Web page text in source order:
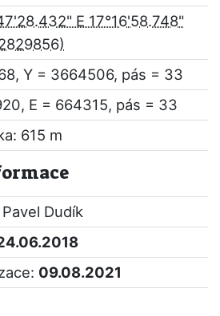
E 17°16'58.748"
Y = 3664506, pás = 33
E = 664315, pás = 33
615 m
Dudík
09.08.2021